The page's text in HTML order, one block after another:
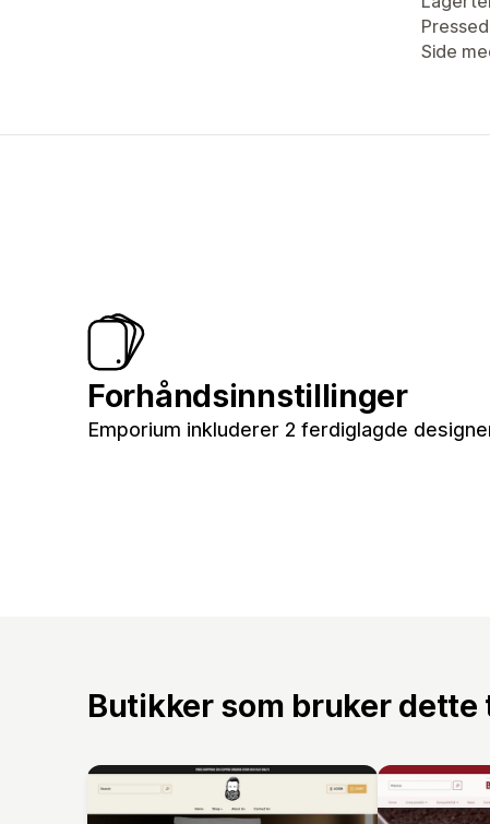
Side
Forhåndsinnstillinger
Emporium inkluderer 2 ferdiglagde
Butikker som bruker dette